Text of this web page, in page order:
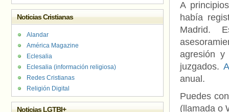
A
había
Madrid.
agresión
juzgados.
anual.
Puedes
(llamada o
Noticias Cristianas
Alandar
América Magazine
Eclesalia
Eclesalia (información religiosa)
Redes Cristianas
Religión Digital
Noticias LGTBI+